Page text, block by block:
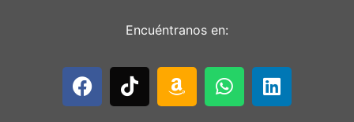
Encuéntranos en: